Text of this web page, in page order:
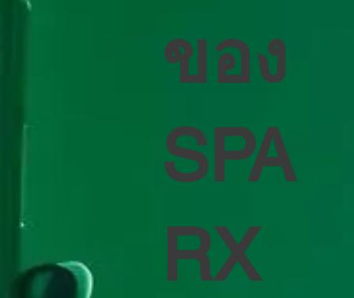
ของ
SPA
RX